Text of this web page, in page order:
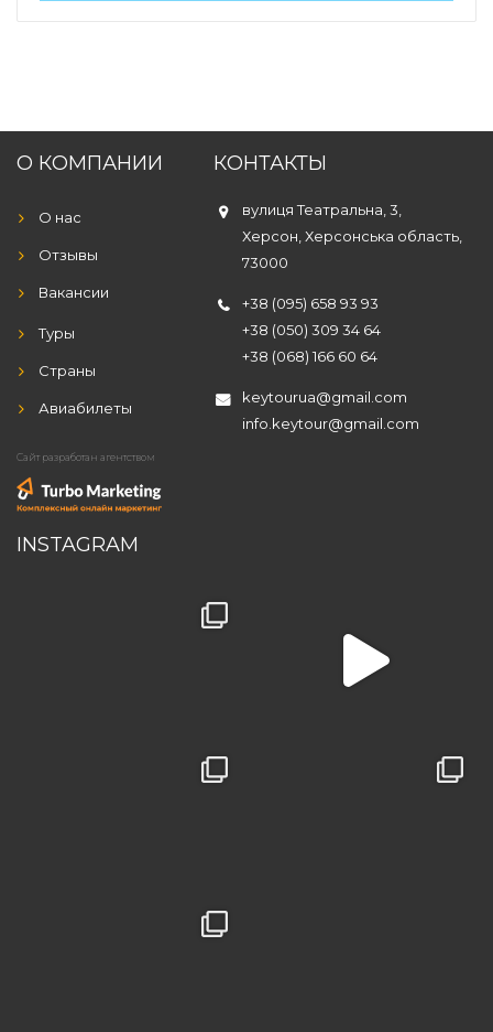
КОНТАКТЫ
вулиця Театральна, 3,
Херсон, Херсонська область,
73000
+38 (095) 658 93 93
+38 (050) 309 34 64
+38 (068) 166 60 64
keytourua@gmail.com
info.keytour@gmail.com
О КОМПАНИИ
О нас
Отзывы
Вакансии
Туры
Страны
Авиабилеты
Сайт разработан агентством
INSTAGRAM